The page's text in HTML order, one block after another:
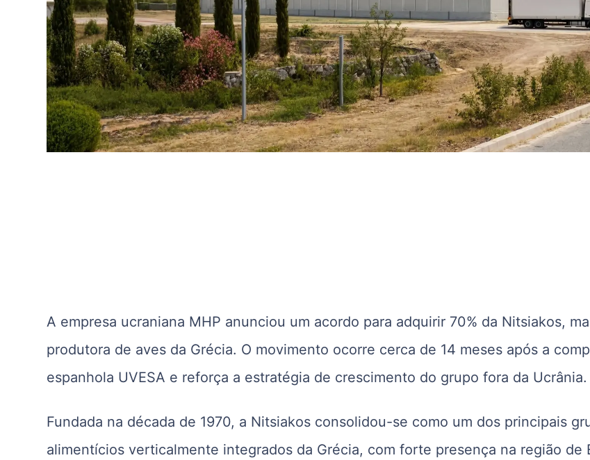
A empresa ucraniana MHP anunciou um acordo para adquirir 70% da Nitsiakos,
produtora de aves da Grécia. O movimento ocorre cerca de 14 meses após a
espanhola UVESA e reforça a estratégia de crescimento do grupo fora da Ucrânia.
Fundada na década de 1970, a Nitsiakos consolidou-se como um dos principais
alimentícios verticalmente integrados da Grécia, com forte presença na região de